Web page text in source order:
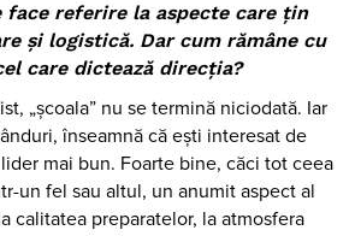
face referire la aspecte care țin
și logistică. Dar cum rămâne cu
care dictează direcția?
„școala” nu se termină niciodată. Iar
înseamnă că ești interesat de
mai bun. Foarte bine, căci tot ceea
un fel sau altul, un anumit aspect al
calitatea preparatelor, la atmosfera